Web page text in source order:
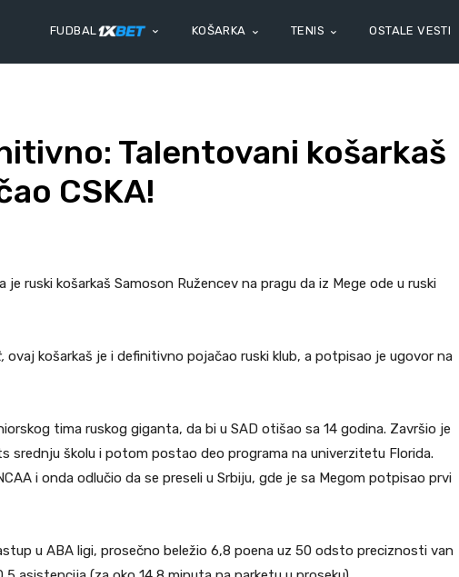
FUDBAL KOŠARKA TENIS OSTALE VESTI
Talentovani košarkaš
CSKA!
je ruski košarkaš Samoson Ružencev na pragu da iz Mege ode u ruski
ovaj košarkaš je i definitivno pojačao ruski klub, a potpisao je ugovor na
tima ruskog giganta, da bi u SAD otišao sa 14 godina. Završio je
srednju školu i potom postao deo programa na univerzitetu Florida.
i onda odlučio da se preseli u Srbiju, gde je sa Megom potpisao prvi
u ABA ligi, prosečno beležio 6,8 poena uz 50 odsto preciznosti van